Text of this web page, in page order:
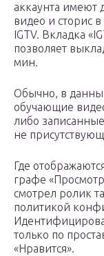
аккаунта имеют
видео и сторис
IGTV. Вкладка
позволяет
мин.
Обычно, в
обучающие
либо
не
Где
графе
смотрел ролик
политикой
только по
«Нравится».